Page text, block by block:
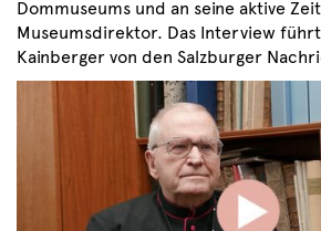
Dommuseums und an seine aktive
Museumsdirektor. Das Interview
Kainberger von den Salzburger